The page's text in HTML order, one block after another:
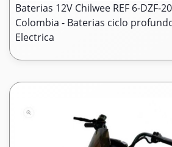
Baterias 12V Chilwee REF 6-DZF-
Colombia - Baterias ciclo
Electrica